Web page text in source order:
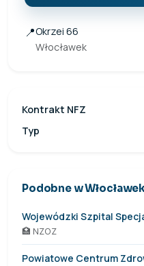
📍Okrzei 66
Włocławek
Kontrakt NFZ
Typ
Podobne w
Wojewódzki Szpital
🏥 NZOZ
Powiatowe Centrum